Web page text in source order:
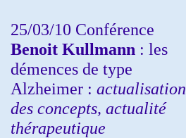
25/03/10 Conférence
Benoit Kullmann : les
démences de type
Alzheimer : actualisation
des concepts, actualité
thérapeutique